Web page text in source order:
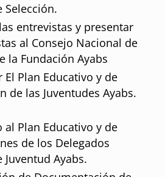
Selección.
entrevistas y presentar
al Consejo Nacional de
la Fundación Ayabs
El Plan Educativo y de
de las Juventudes Ayabs.
al Plan Educativo y de
de los Delegados
Juventud Ayabs.